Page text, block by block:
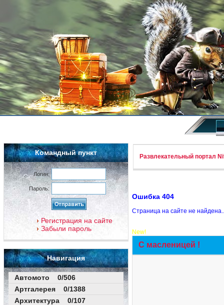
Командный пункт
Логин:
Пароль:
Регистрация на сайте
Забыли пароль
Навигация
Автомото 0/506
Артгалерея 0/1388
Архитектура 0/107
Развлекательный портал
Ошибка 404
Страница на сайте не
New!
С масленицей !